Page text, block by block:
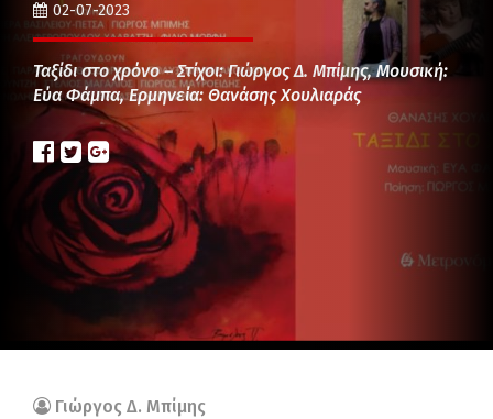
02-07-2023
Ταξίδι στο χρόνο – Στίχοι: Γιώργος Δ. Μπίμης, Μουσική:
Εύα Φάμπα, Ερμηνεία: Θανάσης Χουλιαράς
Γιώργος Δ. Μπίμης